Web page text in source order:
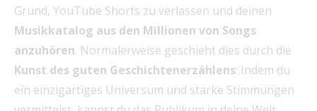
Grund, YouTube Shorts zu verlassen und deinen
Musikkatalog aus den Millionen von Songs
anzuhören. Normalerweise geschieht dies durch die
Kunst des guten Geschichtenerzählens: Indem du
ein einzigartiges Universum und starke Stimmungen